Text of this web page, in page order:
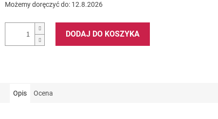
Możemy doręczyć do: 12.8.2026
DODAJ DO KOSZYKA
Opis Ocena